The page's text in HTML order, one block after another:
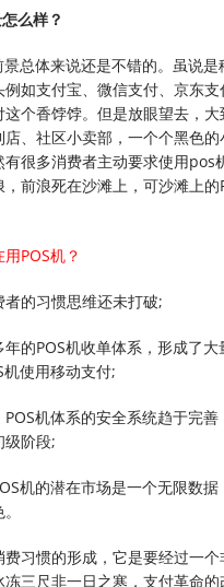
么样？
景总体来说还是不错的。虽说
如支付宝、微信支付、京东
个香饽饽。但是放眼望去，大
、社区小卖部，一个个黑色
很多消费者主动要求使用pos
前浪死在沙滩上，可沙滩上的
POS机？
的习惯思维还未打破;
的POS机收单体系，形成了大
使用移动支付;
机体系的安全系统趋于完
级阶段;
机的潜在市场是一个无限数据
费习惯的形成，它是要经过一
三尺非一日之寒，支付革命